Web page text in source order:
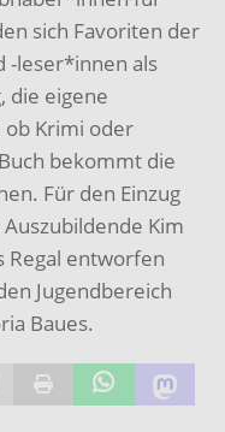
sich Favoriten der
-leser*innen als
die eigene
ob Krimi oder
bekommt die
Für den Einzug
Kim
Regal entworfen
Jugendbereich
Baues.